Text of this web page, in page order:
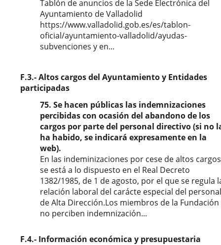
Tablón de anuncios de la Sede Electrónica del
Ayuntamiento de Valladolid
https://www.valladolid.gob.es/es/tablon-
oficial/ayuntamiento-valladolid/ayudas-
subvenciones y en...
F.3.- Altos cargos del Ayuntamiento y Entidades
participadas
75. Se hacen públicas las indemnizaciones
percibidas con ocasión del abandono de los
cargos por parte del personal directivo (si no
ha habido, se indicará expresamente en la
web).
En las indeminizaciones por cese de altos cargos
se está a lo dispuesto en el Real Decreto
1382/1985, de 1 de agosto, por el que se regula
relación laboral del carácte especial del personal
de Alta Dirección.Los miembros de la Fundación
no perciben indemnización...
F.4.- Información económica y presupuestaria